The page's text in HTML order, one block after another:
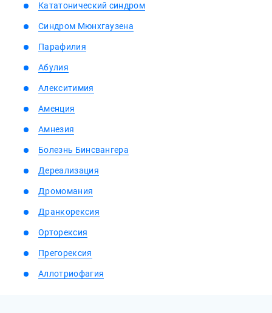
Кататонический синдром
Синдром Мюнхгаузена
Парафилия
Абулия
Алекситимия
Аменция
Амнезия
Болезнь Бинсвангера
Дереализация
Дромомания
Дранкорексия
Орторексия
Прегорексия
Аллотриофагия